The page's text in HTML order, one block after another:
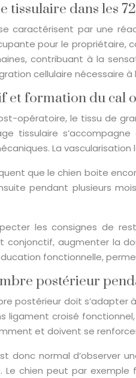
dans les
caractérisent par une
pour le propriétaire,
contribuant à la
cellulaire nécessaire
et formation du cal
opératoire, le tissu de
tissulaire
La
que le chien boite
pendant plusieurs
les consignes de
conjonctif, augmenter la
fonctionnelle,
postérieur
postérieur doit s’adapter
ligament croisé
et doivent se
donc normal
Le chien peut par